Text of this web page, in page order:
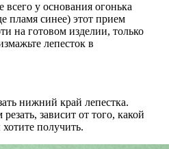
всего у основания огонька
пламя синее) этот прием
на готовом изделии, только
лепесток в
нижний край лепестка.
зависит от того, какой
получить.